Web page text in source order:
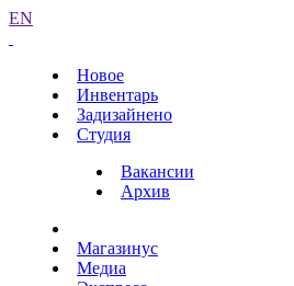
EN
Новое
Инвентарь
Задизайнено
Студия
Вакансии
Архив
Магазинус
Медиа